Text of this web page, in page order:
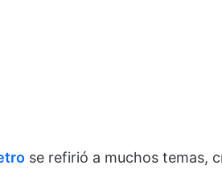
se refirió a muchos temas,